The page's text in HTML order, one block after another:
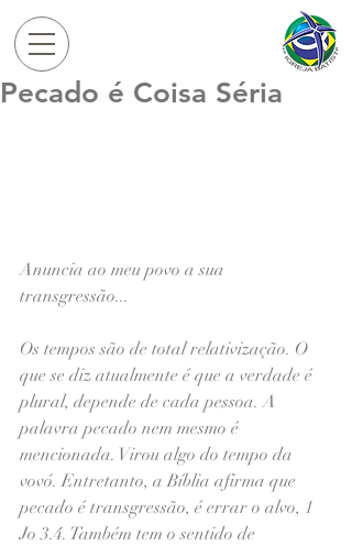
Pecado é Coisa Séria
Anuncia ao meu povo a sua
transgressão...
Os tempos são de total relativização. O
que se diz atualmente é que a verdade é
plural, depende de cada pessoa. A
palavra pecado nem mesmo é
mencionada. Virou algo do tempo da
vovó. Entretanto, a Bíblia afirma que
pecado é transgressão, é errar o alvo, 1
Jo 3.4. Também tem o sentido de